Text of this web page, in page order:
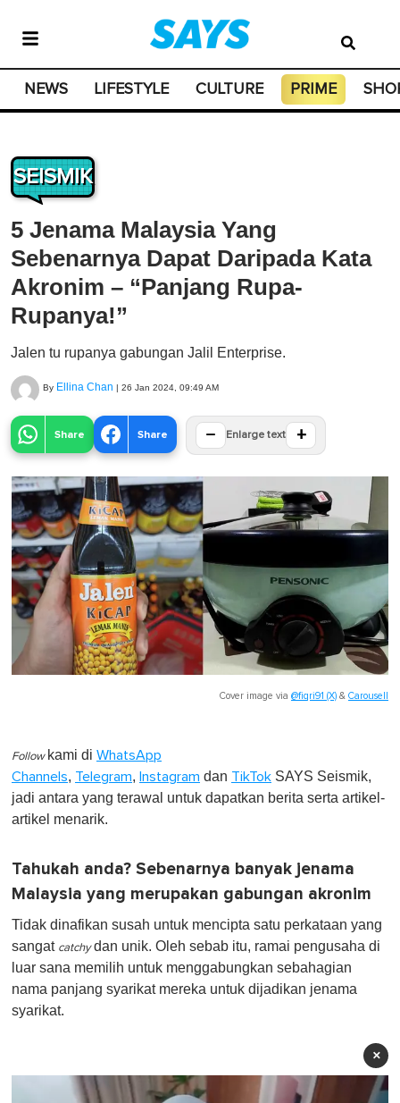
NEWS LIFESTYLE CULTURE PRIME
SEISMIK
5 Jenama Malaysia Yang
Sebenarnya Dapat Daripada Kata
Akronim – “Panjang Rupa-
Rupanya!”
Jalen tu rupanya gabungan Jalil Enterprise.
By Ellina Chan | 26 Jan 2024, 09:49 AM
Share Share − Enlarge text +
Cover image via @fiqri91 (X) & Carousell
Follow kami di WhatsApp
Channels, Telegram, Instagram dan TikTok SAYS Seismik,
jadi antara yang terawal untuk dapatkan berita serta artikel-
artikel menarik.
Tahukah anda? Sebenarnya banyak jenama
Malaysia yang merupakan gabungan akronim
Tidak dinafikan susah untuk mencipta satu perkataan yang
sangat catchydan unik. Oleh sebab itu, ramai pengusaha di
luar sana memilih untuk menggabungkan sebahagian
nama panjang syarikat mereka untuk dijadikan jenama
syarikat.
×